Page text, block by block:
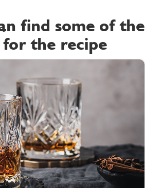
find some of the
the recipe